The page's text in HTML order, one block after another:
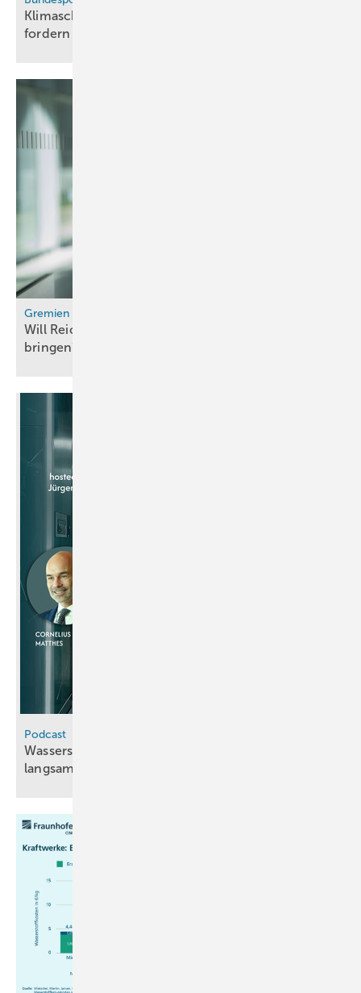
Klimaschutzprogramm beschlossen: Verbände
fordern Konkretisierung beim
Gremien
Will Reiche den Wasserstoffrat auf Linie
bringen?
Podcast
Wasserstoff-Importe: Schneller Projektfortschritt,
langsame